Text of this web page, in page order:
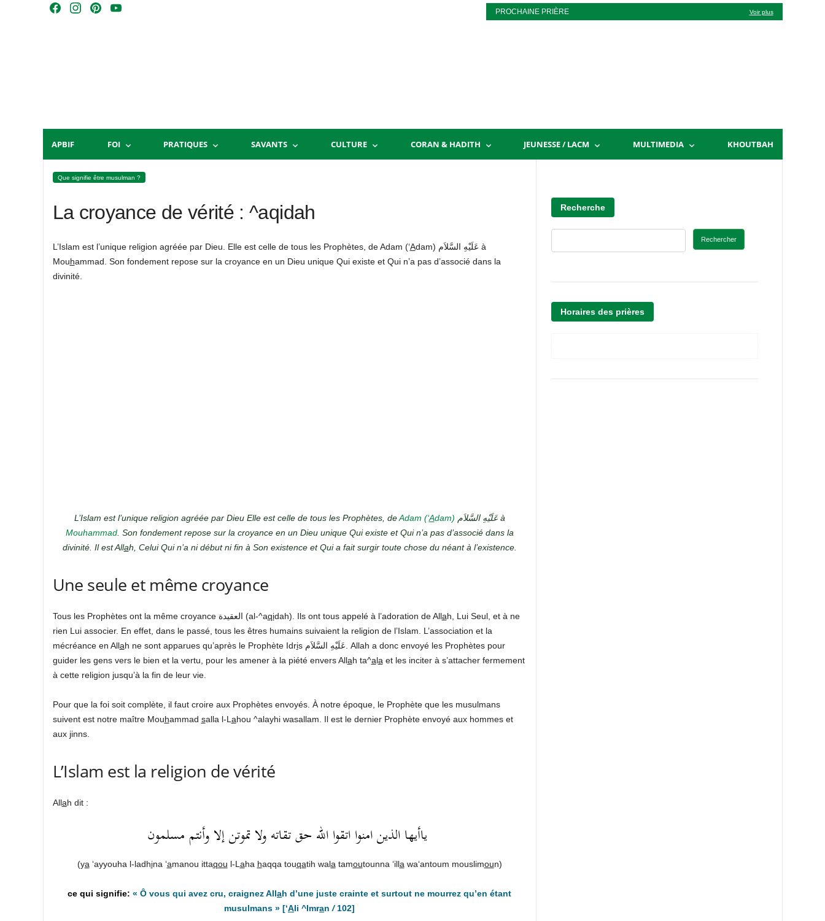
Skip
m
t
Y
PROCHAINE PRIÈRE Voir plus
APBIF FOI PRATIQUES SAVANTS CULTURE CORAN & HADITH JEUNESSE / LACM MULTIMEDIA KHOUTBAH
Que signifie être musulman ?
La croyance de vérité : ^aqidah
L’Islam est l’unique religion agréée par Dieu. Elle est celle de tous les Prophètes, de Adam (‘Adam) عَلَيْهِ السَّلاَم à
Mouhammad. Son fondement repose sur la croyance en un Dieu unique Qui existe et Qui n’a pas d’associé dans la
divinité.
L’Islam est l’unique religion agréée par Dieu Elle est celle de tous les Prophètes, deAdam (‘Adam)
عَلَيْهِ السَّلاَم à
Mouhammad. Son fondement repose sur la croyance en un Dieu unique Qui existe et Qui n’a pas d’associé dans la
divinité. Il est Allah, Celui Qui n’a ni début ni fin à Son existence et Qui a fait surgir toute chose du néant à l’existence.
Une seule et même croyance
Tous les Prophètes ont la même croyance العقيدة (al-^aqidah). Ils ont tous appelé à l’adoration de Allah, Lui Seul, et à ne
rien Lui associer. En effet, dans le passé, tous les êtres humains suivaient la religion de l’Islam. L’association et la
mécréance en Allah ne sont apparues qu’après le Prophète Idris عَلَيْهِ السَّلاَم. Allah a donc envoyé les Prophètes pour
guider les gens vers le bien et la vertu, pour les amener à la piété envers Allah ta^ala et les inciter à s’attacher fermement
à cette religion jusqu’à la fin de leur vie.
Pour que la foi soit complète, il faut croire aux Prophètes envoyés. À notre époque, le Prophète que les musulmans
suivent est notre maître Mouhammad salla l-L ahou ^alayhi wasallam. Il est le dernier Prophète envoyé aux hommes et
aux jinns.
L’Islam est la religion de vérité
Allah dit :
ياأيها الذين امنوا اتقوا الله حق تقاته ولا تموتن إلا وأنتم مسلمون
(ya ‘ayyouha l-ladhina ‘amanou ittaqou l-L aha haqqa touqatih wala tamoutounna ‘illa wa‘antoum mouslimoun)
« Ô vous qui avez cru, craignez Allah d’une juste crainte et surtout ne mourrez qu’en étant
musulmans » [‘Ali ^Imran / 102]
Recherche
Rechercher
Horaires des prières